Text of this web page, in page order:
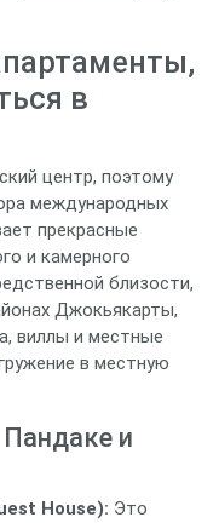
в
центр, поэтому
международных
прекрасные
и камерного
близости,
Джокьякарты,
виллы и местные
в местную
и
House): Это